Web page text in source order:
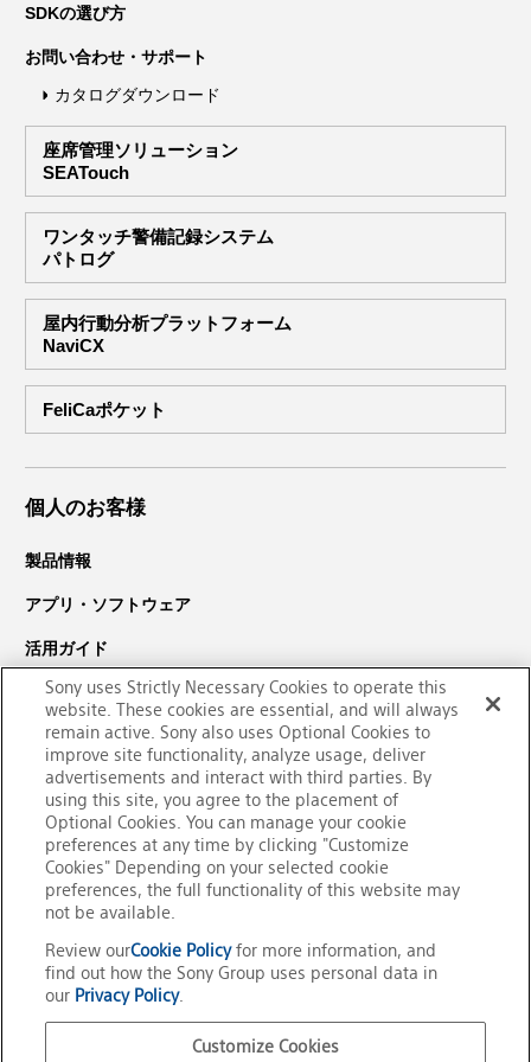
SDKの選び方
お問い合わせ・サポート
カタログダウンロード
座席管理ソリューション
SEATouch
ワンタッチ警備記録システム
パトログ
屋内行動分析プラットフォーム
NaviCX
FeliCaポケット
個人のお客様
製品情報
アプリ・ソフトウェア
活用ガイド
サポート・ダウンロード
PaSoRi（パソリ）についての
お問い合わせ
Sony uses Strictly Necessary Cookies to operate this
website. These cookies are essential, and will always
remain active. Sony also uses Optional Cookies to
improve site functionality, analyze usage, deliver
advertisements and interact with third parties. By
using this site, you agree to the placement of
Optional Cookies. You can manage your cookie
preferences at any time by clicking "Customize
Cookies" Depending on your selected cookie
preferences, the full functionality of this website may
not be available.
Review ourCookie Policyfor more information, and
find out how the Sony Group uses personal data in
our Privacy Policy.
Customize Cookies